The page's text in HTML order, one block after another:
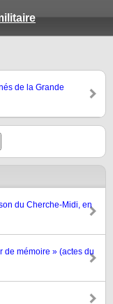
de la Grande
du Cherche-Midi, en
de mémoire » (actes du